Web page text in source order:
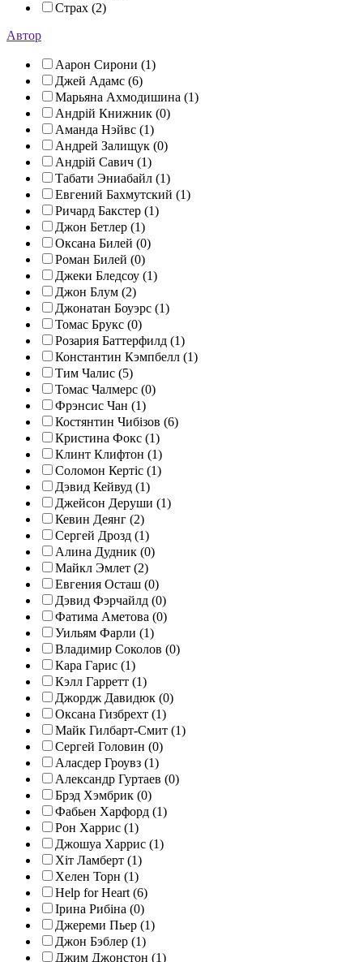
Страх (2)
Автор
Аарон Сирони (1)
Джей Адамс (6)
Марьяна Ахмодишина (1)
Андрій Книжник (0)
Аманда Нэйвс (1)
Андрей Залищук (0)
Андрій Савич (1)
Табати Эниабайл (1)
Евгений Бахмутский (1)
Ричард Бакстер (1)
Джон Бетлер (1)
Оксана Билей (0)
Роман Билей (0)
Джеки Бледсоу (1)
Джон Блум (2)
Джонатан Боуэрс (1)
Томас Брукс (0)
Розария Баттерфилд (1)
Константин Кэмпбелл (1)
Тим Чалис (5)
Томас Чалмерс (0)
Фрэнсис Чан (1)
Костянтин Чибізов (6)
Кристина Фокс (1)
Клинт Клифтон (1)
Соломон Кертіс (1)
Дэвид Кейвуд (1)
Джейсон Деруши (1)
Кевин Деянг (2)
Сергей Дрозд (1)
Алина Дудник (0)
Майкл Эмлет (2)
Евгения Осташ (0)
Дэвид Фэрчайлд (0)
Фатима Аметова (0)
Уильям Фарли (1)
Владимир Соколов (0)
Кара Гарис (1)
Кэлл Гарретт (1)
Джордж Давидюк (0)
Оксана Гизбрехт (1)
Майк Гилбарт-Смит (1)
Сергей Головин (0)
Аласдер Гроувз (1)
Александр Гуртаев (0)
Брэд Хэмбрик (0)
Фабьен Харфорд (1)
Рон Харрис (1)
Джошуа Харрис (1)
Хіт Ламберт (1)
Хелен Торн (1)
Help for Heart (6)
Ірина Рибіна (0)
Джереми Пьер (1)
Джон Бэблер (1)
Джим Джонстон (1)